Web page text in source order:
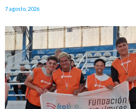
7 agosto, 2026